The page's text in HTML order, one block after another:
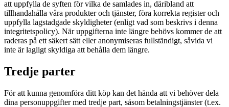
att uppfylla de syften för vilka de samlades in, däribland att
tillhandahålla våra produkter och tjänster, föra korrekta register och
uppfylla lagstadgade skyldigheter (enligt vad som beskrivs i denna
integritetspolicy). När uppgifterna inte längre behövs kommer de att
raderas på ett säkert sätt eller anonymiseras fullständigt, såvida vi
inte är lagligt skyldiga att behålla dem längre.
Tredje parter
För att kunna genomföra ditt köp kan det hända att vi behöver dela
dina personuppgifter med tredje part, såsom betalningstjänster (t.ex.